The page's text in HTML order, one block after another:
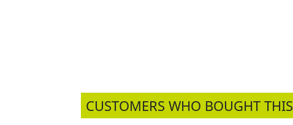
CUSTOMERS WHO BOUGHT THIS